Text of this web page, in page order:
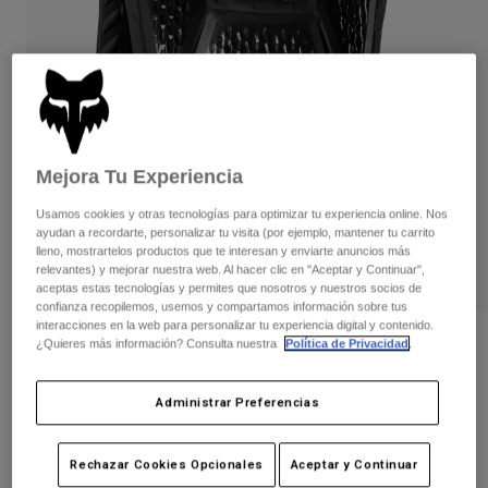
Pantalones largos
Pantalones cortos
Guantes
Protecciones
Gafas de protección
Recambios
Pantalones
Guantes
Chaquetas
Protecciones
Gafas de protección
Calcetines
Mochilas y accesorios
Recambios
Ver todo
Mujer
Camisetas y tops
Sudaderas
Chaquetas
Pantalones
Camisas
Niños
Protecciones
Gafas de Protección
Calcetines
Ver todo
Moto
Cascos
Camisetas
Pantalones
Guantes
Gafas de Protección
Opiniones
Protección Raceframe Impact CE
169,99 €
Mejora Tu Experiencia
Usamos cookies y otras tecnologías para optimizar tu experiencia online. Nos
ayudan a recordarte, personalizar tu visita (por ejemplo, mantener tu carrito
lleno, mostrartelos productos que te interesan y enviarte anuncios más
relevantes) y mejorar nuestra web. Al hacer clic en "Aceptar y Continuar",
aceptas estas tecnologías y permites que nosotros y nuestros socios de
confianza recopilemos, usemos y compartamos información sobre tus
interacciones en la web para personalizar tu experiencia digital y contenido.
¿Quieres más información? Consulta nuestra
Política de Privacidad
Administrar Preferencias
Rechazar Cookies Opcionales Aceptar y Continuar